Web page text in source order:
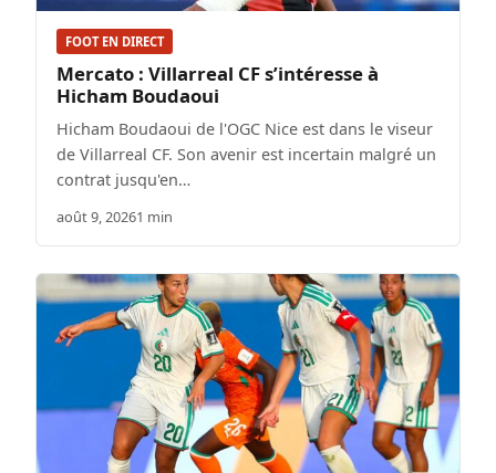
FOOT EN DIRECT
Mercato : Villarreal CF s’intéresse à
Hicham Boudaoui
Hicham Boudaoui de l'OGC Nice est dans le viseur
de Villarreal CF. Son avenir est incertain malgré un
contrat jusqu'en…
août 9, 20261 min